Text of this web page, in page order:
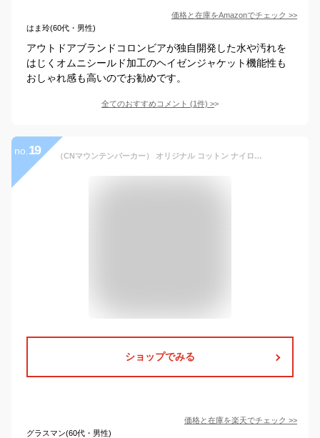
価格と在庫をAmazonでチェック >>
はま玲(60代・男性)
アウトドアブランドコロンビアが独自開発した水や汚れを
はじくオムニシールド加工のヘイゼンジャケット機能性も
おしゃれ感も高いのでお勧めです。
全てのおすすめコメント (1件) >
no. 19 （CNマウンテンパーカー） オリジナル コットン ナイロン マウンテン パーカー メンズ レディース ユニセックス アウター マンパ マウンパ ウインドブレーカー 撥水 アウトドア フェス キャンプ 山登り 登山 レインスーツ フード 【MTPK-TTG】
ショップでみる
価格と在庫を楽天でチェック >>
グラスマン(60代・男性)